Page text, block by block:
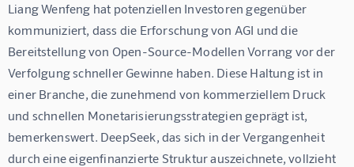
Liang Wenfeng hat potenziellen Investoren gegenüber
kommuniziert, dass die Erforschung von AGI und die
Bereitstellung von Open-Source-Modellen Vorrang vor der
Verfolgung schneller Gewinne haben. Diese Haltung ist in
einer Branche, die zunehmend von kommerziellem Druck
und schnellen Monetarisierungsstrategien geprägt ist,
bemerkenswert. DeepSeek, das sich in der Vergangenheit
durch eine eigenfinanzierte Struktur auszeichnete, vollzieht